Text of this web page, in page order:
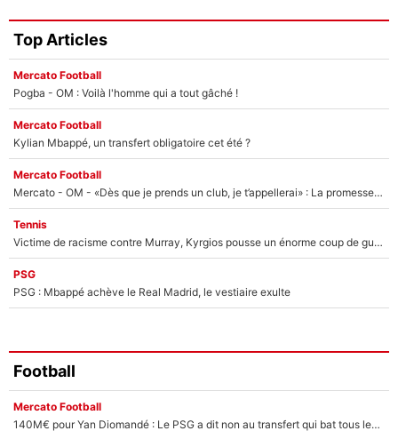
Top Articles
Mercato Football
Pogba - OM : Voilà l'homme qui a tout gâché !
Mercato Football
Kylian Mbappé, un transfert obligatoire cet été ?
Mercato Football
Mercato - OM - «Dès que je prends un club, je t’appellerai» : La promesse de Marcelino au moment de claquer la porte
Tennis
Victime de racisme contre Murray, Kyrgios pousse un énorme coup de gueule !
PSG
PSG : Mbappé achève le Real Madrid, le vestiaire exulte
Football
Mercato Football
140M€ pour Yan Diomandé : Le PSG a dit non au transfert qui bat tous les records sur le mercato